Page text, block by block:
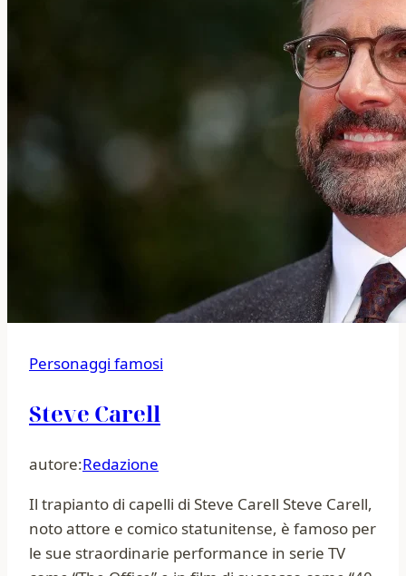
Personaggi famosi
Steve Carell
autore:Redazione
Il trapianto di capelli di Steve Carell Steve Carell,
noto attore e comico statunitense, è famoso per
le sue straordinarie performance in serie TV